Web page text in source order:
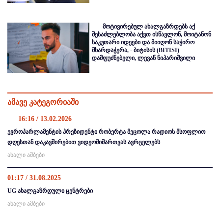
მოტივირებულ ახალგაზრდებს აქ
შესაძლებლობა აქვთ ისწავლონ, მოიტანონ
საკუთარი იდეები და მიიღონ საჭირო
მხარდაჭერა, - ბიტისის (BITISI)
დამფუძნებელი, ლევან ნიპარიშვილი
ამავე კატეგორიაში
16:16 / 13.02.2026
ევროპარლამენტის პრეზიდენტი რობერტა მეცოლა რადიოს მსოფლიო
დღესთან დაკავშირებით ვიდეომიმართვას ავრცელებს
ახალი ამბები
01:17 / 31.08.2025
UG ახალგაზრდული ცენტრები
ახალი ამბები